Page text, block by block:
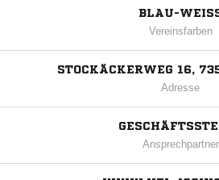
BLAU-WEISS
Vereinsfarben
STOCKÄCKERWEG 16,
Adresse
Ansprechpartner